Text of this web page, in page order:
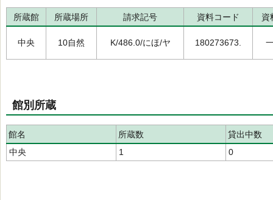
所蔵館 所蔵場所 請求記号 資料コード 資
中央 10自然 K/486.0/にほ/ヤ 180273673.
館別所蔵
館名 所蔵数
貸出中数
中央
1 0